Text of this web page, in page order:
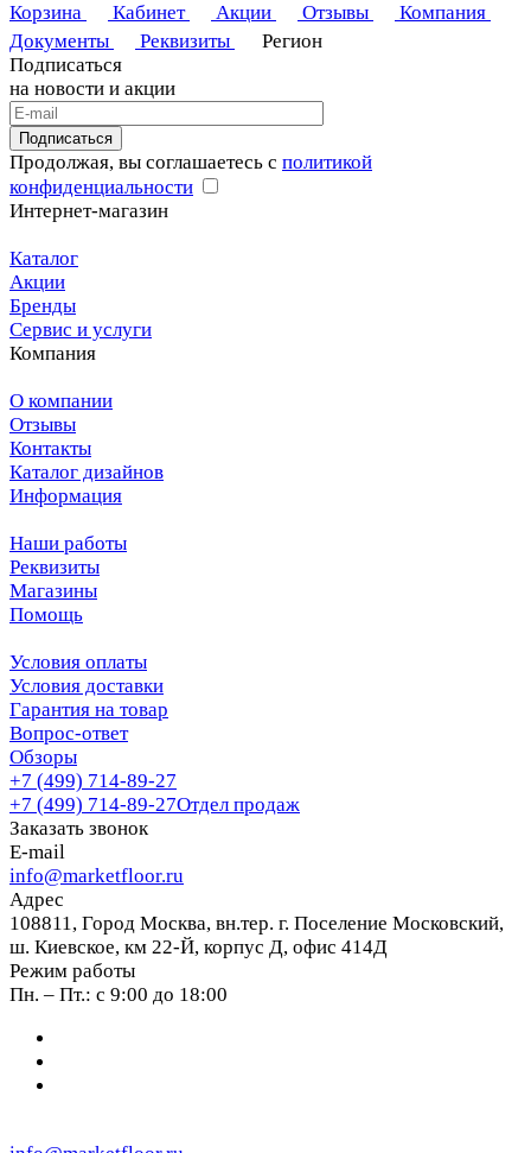
Корзина
Кабинет Акции Отзывы
Компания
Документы
Реквизиты
Регион
Подписаться
на новости и акции
Подписаться
Продолжая, вы соглашаетесь с политикой
конфиденциальности
Интернет-магазин
Каталог
Акции
Бренды
Сервис и услуги
Компания
О компании
Отзывы
Контакты
Каталог дизайнов
Информация
Наши работы
Реквизиты
Магазины
Помощь
Условия оплаты
Условия доставки
Гарантия на товар
Вопрос-ответ
Обзоры
+7 (499) 714-89-27
+7 (499) 714-89-27Отдел продаж
Заказать звонок
E-mail
info@marketfloor.ru
Адрес
108811, Город Москва, вн.тер. г. Поселение Московский,
ш. Киевское, км 22-Й, корпус Д, офис 414Д
Режим работы
Пн. – Пт.: с 9:00 до 18:00